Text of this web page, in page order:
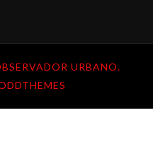
URBANO.